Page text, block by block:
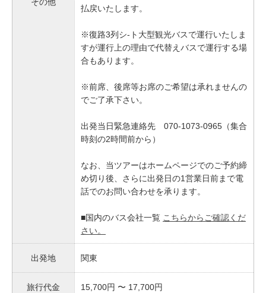
払戻いたします。
※復路3列シ-ト大型観光バスで運行いたしま
すが運行上の理由で代替えバスで運行する場
合もあります。
※前席、後席等お席のご希望は承れませんの
でご了承下さい。
出発当日緊急連絡先 070-1073-0965（集合
時刻の2時間前から）
なお、当ツアーはホームページでのご予約締
め切り後、さらに出発日の1営業日前まで電
話でのお問い合わせを承ります。
■国内のバス会社一覧 こちらからご確認くだ
さい。
出発地 関東
旅行代金 15,700円 〜 17,700円